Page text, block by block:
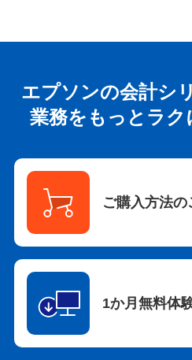
エプソンの会計シ
業務をもっとラ
ご購入方法の
1か月無料体